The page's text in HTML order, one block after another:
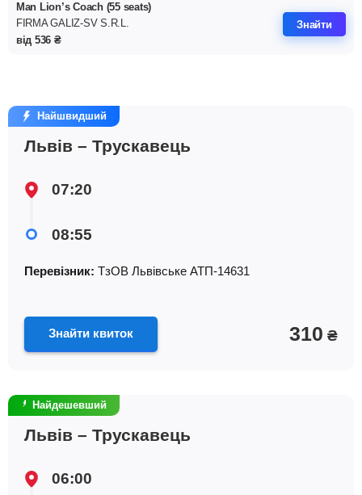
Man Lion’s Coach (55 seats)
FIRMA GALIZ-SV S.R.L.
від 536 ₴
Знайти
Найшвидший
Львів – Трускавець
07:20
08:55
Перевізник: ТзОВ Львiвське АТП-14631
Знайти квиток 310 ₴
Найдешевший
Львів – Трускавець
06:00